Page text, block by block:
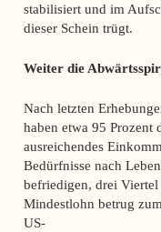
stabilisiert und im
dieser Schein trügt.
Weiter die
Nach letzten
haben etwa 95 Prozent
ausreichendes
Bedürfnisse nach
befriedigen, drei
Mindestlohn betrug
US-